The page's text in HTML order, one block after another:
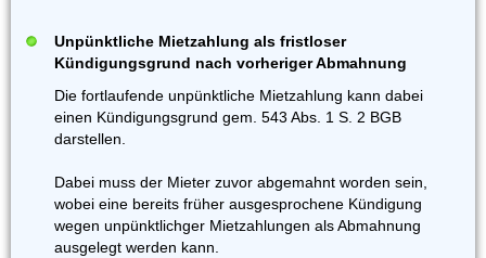
Unpünktliche Mietzahlung als fristloser
Kündigungsgrund nach vorheriger Abmahnung
Die fortlaufende unpünktliche Mietzahlung kann dabei
einen Kündigungsgrund gem. 543 Abs. 1 S. 2 BGB
darstellen.
Dabei muss der Mieter zuvor abgemahnt worden sein,
wobei eine bereits früher ausgesprochene Kündigung
wegen unpünktlichger Mietzahlungen als Abmahnung
ausgelegt werden kann.